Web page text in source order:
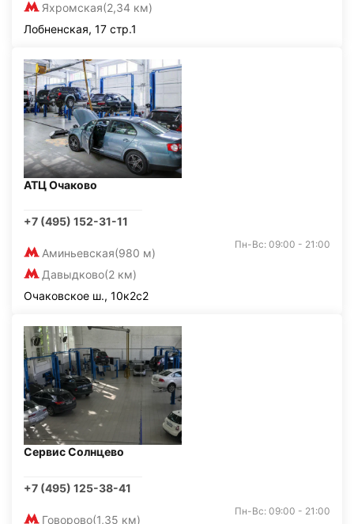
Яхромская(2,34 км)
Лобненская, 17 стр.1
АТЦ Очаково
+7 (495) 152-31-11
Аминьевская(980 м)
Давыдково(2 км)
Пн-Вс: 09:00 - 21:00
Очаковское ш., 10к2с2
Сервис Солнцево
+7 (495) 125-38-41
Говорово(1,35 км)
Пн-Вс: 09:00 - 21:00